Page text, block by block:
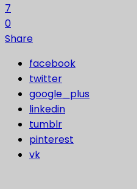
7
0
Share
facebook
twitter
google_plus
linkedin
tumblr
pinterest
vk